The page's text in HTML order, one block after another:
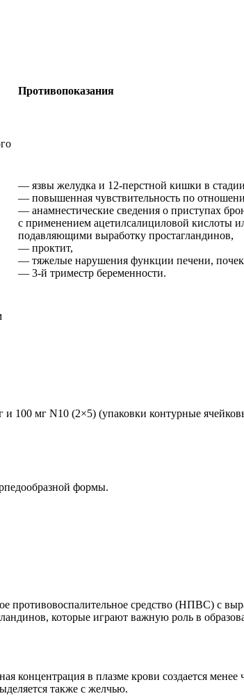
Противопоказания
— язвы желудка и 12-перстной кишки в
— повышенная чувствительность по
— анамнестические сведения о приступах
с применением ацетилсалициловой
подавляющими выработку простагландинов,
— проктит,
— тяжелые нарушения функции печени,
— 3-й триместр беременности.
100 мг N10 (2×5) (упаковки контурные
формы.
противовоспалительное средство (НПВС) с
которые играют важную роль в
концентрация в плазме крови создается
также с желчью.